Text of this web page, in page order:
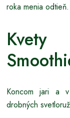
roka menia odtieň.
Kvety
Koncom jari a
drobných